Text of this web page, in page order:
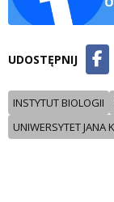
UDOSTĘPNIJ
INSTYTUT BIOLOGII
UNIWERSYTET JANA